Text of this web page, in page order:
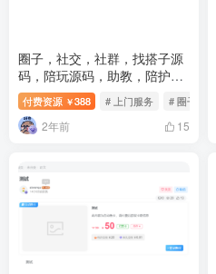
圈子，社交，社群，找搭子源
码，陪玩源码，助教，陪护，
同城搭子系统
付费资源 ￥388 # 上门服务 # 圈子
2年前 15